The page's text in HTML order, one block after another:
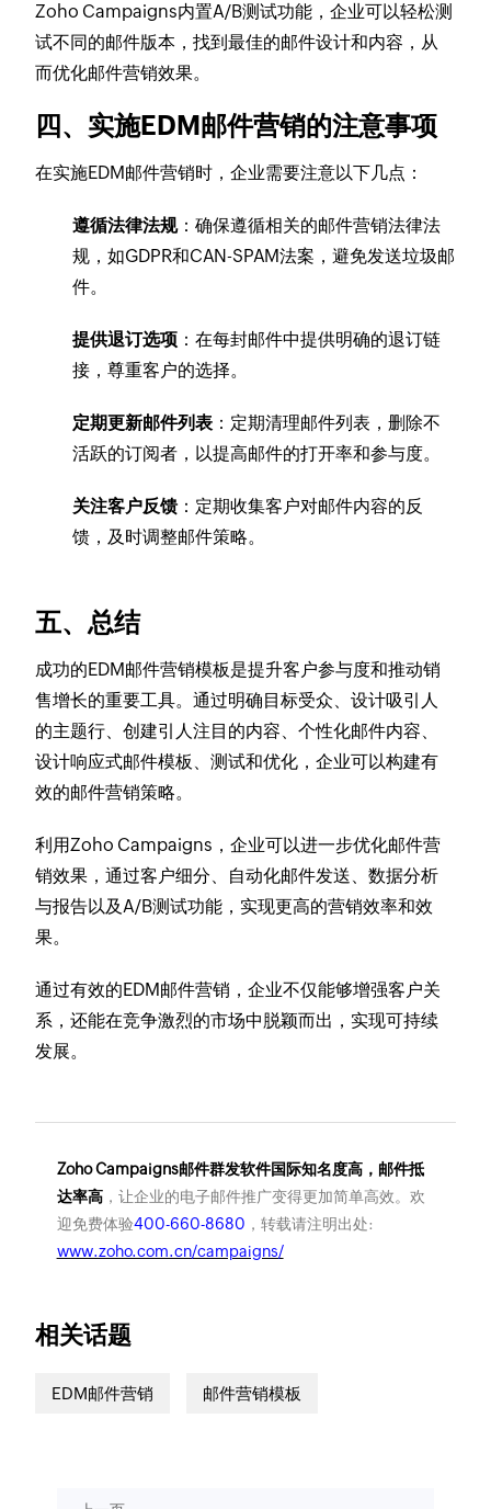
Zoho Campaigns内置A/B测试功能，企业可以轻松测
试不同的邮件版本，找到最佳的邮件设计和内容，从
而优化邮件营销效果。
四、实施EDM邮件营销的注意事项
在实施EDM邮件营销时，企业需要注意以下几点：
遵循法律法规：确保遵循相关的邮件营销法律法
规，如GDPR和CAN-SPAM法案，避免发送垃圾邮
件。
提供退订选项 ：在每封邮件中提供明确的退订链
接，尊重客户的选择。
定期更新邮件列表 ：定期清理邮件列表，删除不
活跃的订阅者，以提高邮件的打开率和参与度。
关注客户反馈 ：定期收集客户对邮件内容的反
馈，及时调整邮件策略。
五、总结
成功的EDM邮件营销模板是提升客户参与度和推动销
售增长的重要工具。通过明确目标受众、设计吸引人
的主题行、创建引人注目的内容、个性化邮件内容、
设计响应式邮件模板、测试和优化，企业可以构建有
效的邮件营销策略。
利用Zoho Campaigns，企业可以进一步优化邮件营
销效果，通过客户细分、自动化邮件发送、数据分析
与报告以及A/B测试功能，实现更高的营销效率和效
果。
通过有效的EDM邮件营销，企业不仅能够增强客户关
系，还能在竞争激烈的市场中脱颖而出，实现可持续
发展。
Zoho Campaigns邮件群发软件国际知名度高，邮件抵
达率高，让企业的电子邮件推广变得更加简单高效。欢
迎免费体验400-660-8680 ，转载请注明出处:
www.zoho.com.cn/campaigns/
相关话题
EDM邮件营销 邮件营销模板